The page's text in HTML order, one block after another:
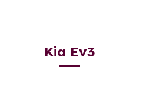
Kia Ev3